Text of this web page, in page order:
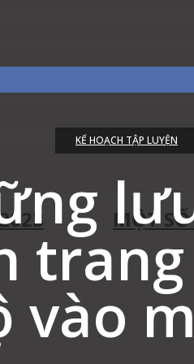
KẾ HOẠCH TẬP LUYỆN
vào
WhatsApp Linkedin
MỘT